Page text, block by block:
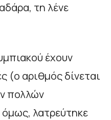
τη λένε
έχουν
(ο αριθμός δίνεται
πολλών
λατρεύτηκε